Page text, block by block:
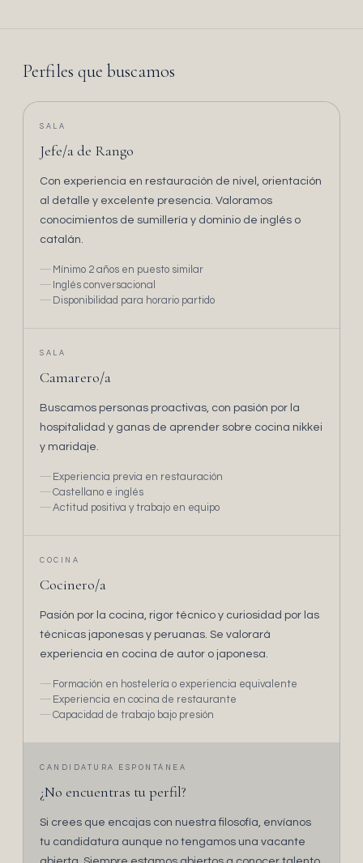
Perfiles que buscamos
SALA
Jefe/a de Rango
Con experiencia en restauración de nivel, orientación
al detalle y excelente presencia. Valoramos
conocimientos de sumillería y dominio de inglés o
catalán.
Mínimo 2 años en puesto similar
Inglés conversacional
Disponibilidad para horario partido
SALA
Camarero/a
Buscamos personas proactivas, con pasión por la
hospitalidad y ganas de aprender sobre cocina nikkei
y maridaje.
Experiencia previa en restauración
Castellano e inglés
Actitud positiva y trabajo en equipo
COCINA
Cocinero/a
Pasión por la cocina, rigor técnico y curiosidad por las
técnicas japonesas y peruanas. Se valorará
experiencia en cocina de autor o japonesa.
Formación en hostelería o experiencia equivalente
Experiencia en cocina de restaurante
Capacidad de trabajo bajo presión
CANDIDATURA ESPONTÁNEA
¿No encuentras tu perfil?
Si crees que encajas con nuestra filosofía, envíanos
tu candidatura aunque no tengamos una vacante